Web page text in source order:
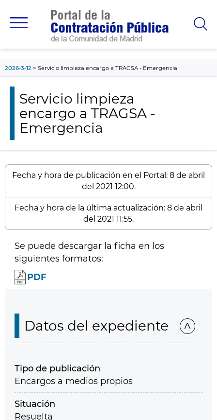
principal
2026-3-12 Servicio limpieza encargo a TRAGSA - Emergencia
Servicio limpieza
encargo a TRAGSA -
Emergencia
Fecha y hora de publicación en el Portal: 8 de abril
del 2021 12:00.
Fecha y hora de la última actualización: 8 de abril
del 2021 11:55.
Se puede descargar la ficha en los
siguientes formatos:
PDF
Datos del expediente
Tipo de publicación
Encargos a medios propios
Situación
Resuelta